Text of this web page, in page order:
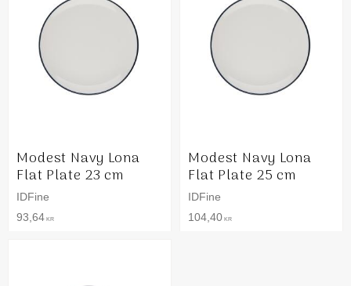
Modest Navy Lona
Flat Plate 23 cm
IDFine
93,64 KR
Modest Navy Lona
Flat Plate 25 cm
IDFine
104,40 KR